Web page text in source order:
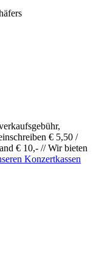
€ 5,50 /
€ 10,- // Wir bieten
Konzertkassen